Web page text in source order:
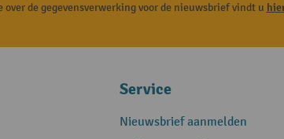
de gegevensverwerking voor de nieuwsbrief vindt u
Service
Nieuwsbrief aanmelden